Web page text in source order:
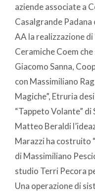
aziende associate a
Casalgrande
AA la realizzazione di
Ceramiche Coem
Giacomo Sanna,
con Massimiliano
Magiche”, Etruria
“Tappeto Volante” di
Matteo Beraldi
Marazzi ha costruito
di Massimiliano
studio Terri Pecora
Una operazione di